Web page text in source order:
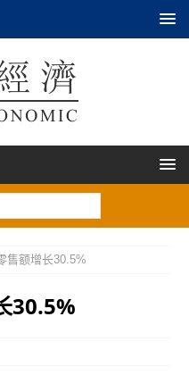
售额增长30.5%
30.5%